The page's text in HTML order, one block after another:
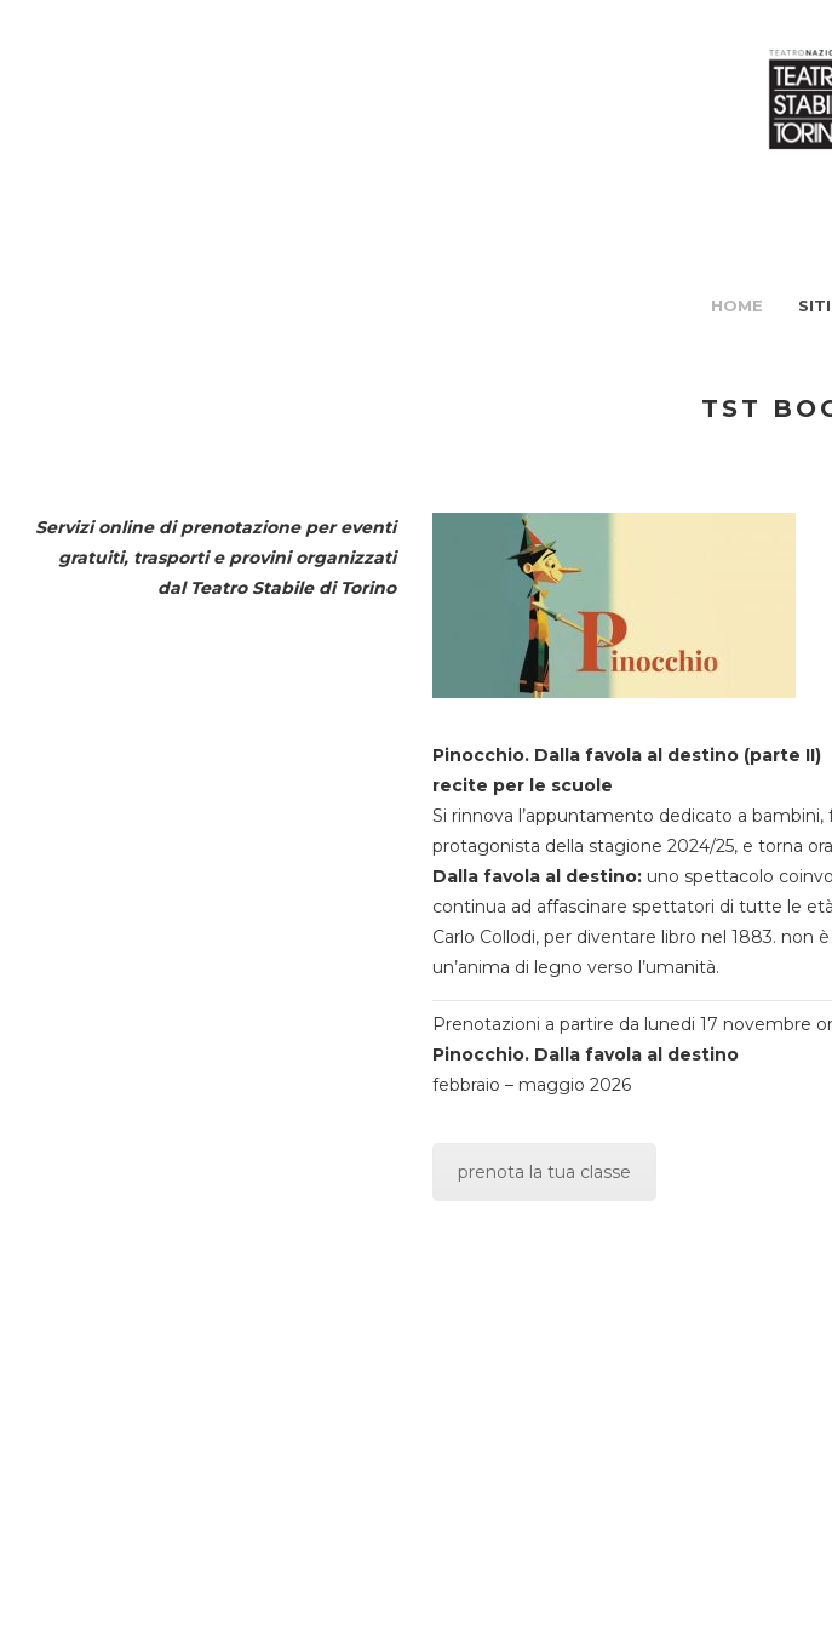
HOME
TST
Servizi online di prenotazione per eventi
gratuiti, trasporti e provini organizzati
dal Teatro Stabile di Torino
Pinocchio. Dalla favola al destino (parte II)
recite per le scuole
Si rinnova l’appuntamento dedicato a
protagonista della stagione 2024/25, e torna
Dalla favola al destino:uno spettacolo
continua ad affascinare spettatori di tutte le
Carlo Collodi, per diventare libro nel 1883. non
un’anima di legno verso l’umanità.
Prenotazioni a partire da lunedi 17 novembre
Pinocchio. Dalla favola al destino
febbraio – maggio 2026
prenota la tua classe